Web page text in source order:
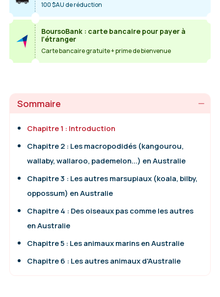
100 $AU de réduction
BoursoBank : carte bancaire pour payer à
l’étranger
Carte bancaire gratuite + prime de bienvenue
Sommaire
Chapitre 1 : Introduction
Chapitre 2 : Les macropodidés (kangourou,
wallaby, wallaroo, pademelon...) en Australie
Chapitre 3 : Les autres marsupiaux (koala, bilby,
oppossum) en Australie
Chapitre 4 : Des oiseaux pas comme les autres
en Australie
Chapitre 5 : Les animaux marins en Australie
Chapitre 6 : Les autres animaux d'Australie